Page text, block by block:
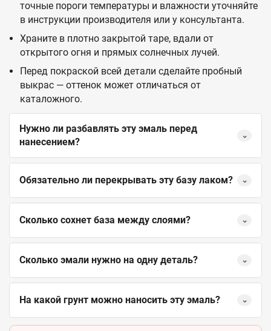
точные пороги температуры и влажности уточняйте
в инструкции производителя или у консультанта.
Храните в плотно закрытой таре, вдали от
открытого огня и прямых солнечных лучей.
Перед покраской всей детали сделайте пробный
выкрас — оттенок может отличаться от
каталожного.
Нужно ли разбавлять эту эмаль перед
нанесением?
⌄
Обязательно ли перекрывать эту базу лаком? ⌄
Сколько сохнет база между слоями? ⌄
Сколько эмали нужно на одну деталь? ⌄
На какой грунт можно наносить эту эмаль? ⌄